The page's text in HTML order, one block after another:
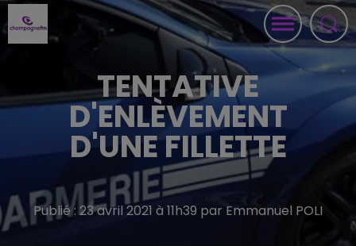
TENTATIVE
D'ENLÈVEMENT
D'UNE FILLETTE
Publié : 23 avril 2021 à 11h39 par Emmanuel POLI